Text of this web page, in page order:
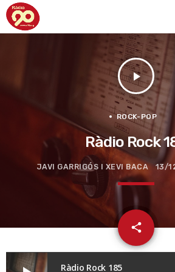
play_arrow
ROCK-POP
Ràdio Rock
JAVI GARRIGÓS I XEVI BACA 13/
share
email
Ràdio Rock 185